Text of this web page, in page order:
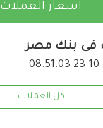
اسعار العملات
فى بنك مصر
كل العملات